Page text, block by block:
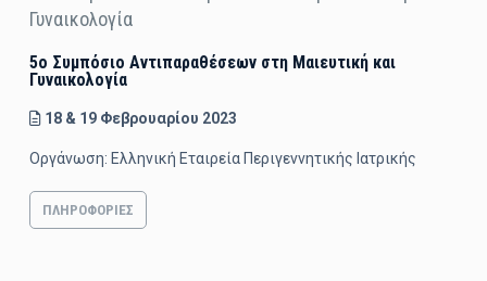
5ο Συμπόσιο Αντιπαραθέσεων στη Μαιευτική και
Γυναικολογία
18 & 19 Φεβρουαρίου 2023
Οργάνωση: Ελληνική Εταιρεία Περιγεννητικής Ιατρικής
ΠΛΗΡΟΦΟΡΊΕΣ